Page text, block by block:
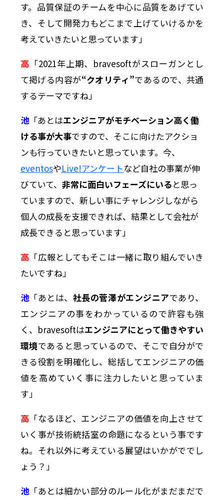
す。品質保証のチームを中心に品質をあげてい
き、そして開発力もどこまで上げていけるかを
考えていきたいと思っています」
高 「2021年上期、bravesoftがスローガンとし
て掲げる内容が“クオリティ”であるので、共通
するテーマですね」
池「あとはエンジニアがモチベーション高く働
ける事が大事ですので、そこに向けたアクショ
ンも行っていきたいと思っています。今、
eventosやLive!アンケートなど自社の事業が伸
びていて、 非常に面白いフェーズにいると思っ
ていますので、新しい事にチャレンジしながら
個人の成長を支援できれば、結果として会社が
成長できると思っています」
高 「広報としてもそこは一緒に取り組んでいき
たいですね」
池「あとは、 社長の菅澤がエンジニアであり、
エンジニアの事をわかっているので許容も強
く、bravesoftはエンジニアにとって働きやすい
環境であると思っているので、そこで自分がで
きる役割を明確化し、総括してエンジニアの価
値を高めていく事に注力したいと思っていま
す」
高 「なるほど、エンジニアの価値を向上させて
いく事が技術統括室の命題になるという事です
ね。それ以外に考えている展望はいかがででし
ょう？」
池「あとは細かい部分のルール化がまだまだで